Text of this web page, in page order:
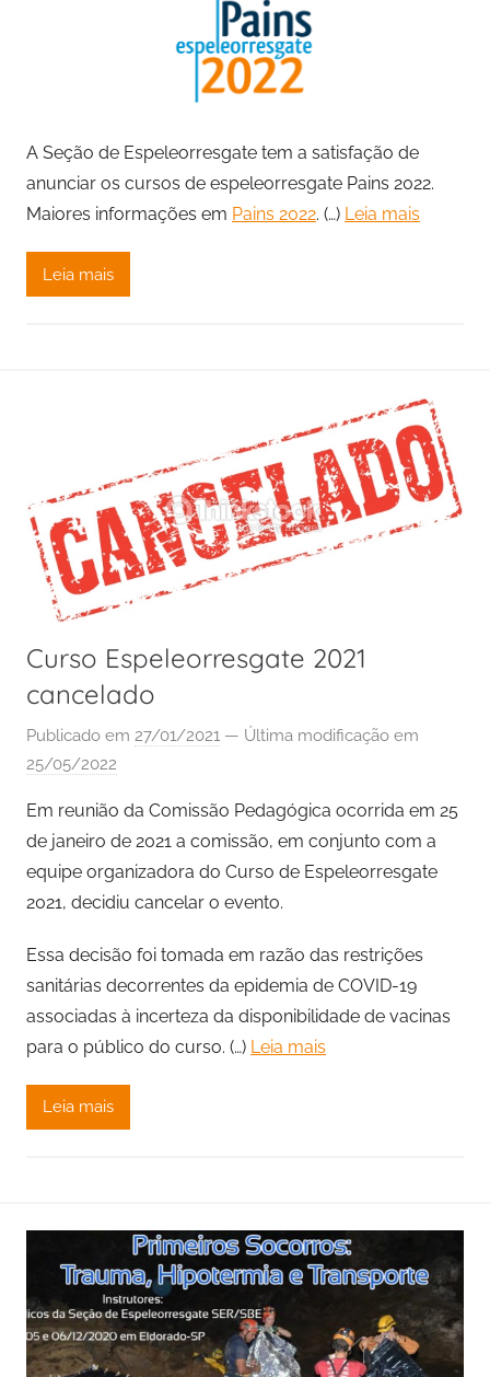
A Seção de Espeleorresgate tem a satisfação de
anunciar os cursos de espeleorresgate Pains 2022.
Maiores informações em Pains 2022. (…) Leia mais
Leia mais
Curso Espeleorresgate 2021
cancelado
Publicado em 27/01/2021 — Última modificação em
25/05/2022
Em reunião da Comissão Pedagógica ocorrida em 25
de janeiro de 2021 a comissão, em conjunto com a
equipe organizadora do Curso de Espeleorresgate
2021, decidiu cancelar o evento.
Essa decisão foi tomada em razão das restrições
sanitárias decorrentes da epidemia de COVID-19
associadas à incerteza da disponibilidade de vacinas
para o público do curso. (…) Leia mais
Leia mais